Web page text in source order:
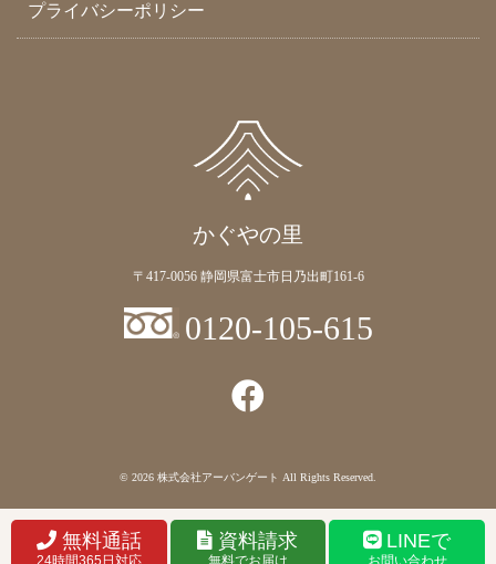
プライバシーポリシー
無料通話
24時間365日対応
資料請求
無料でお届け
LINEで
お問い合わせ
かぐやの里
〒417-0056 静岡県富士市日乃出町161-6
0120-105-615
© 2026 株式会社アーバンゲート All Rights Reserved.